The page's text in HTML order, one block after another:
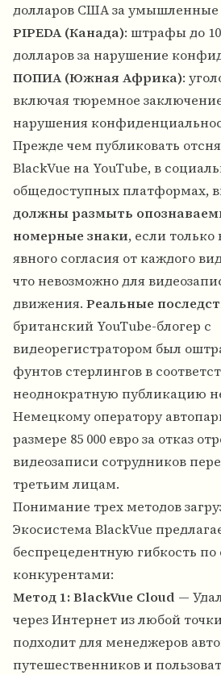
долларов США за
PIPEDA (Канада): штрафы до
долларов за нарушение
ПОПИА (Южная Африка):
включая тюремное
нарушения
Прежде чем публиковать
BlackVue на YouTube, в
общедоступных платформах,
должны размыть
номерные знаки, если
явного согласия от каждого
что невозможно для
движения. Реальные
британский YouTube-блогер с
видеорегистратором был
фунтов стерлингов в
неоднократную публикацию
Немецкому оператору
размере 85 000 евро за отказ
видеозаписи сотрудников
третьим лицам.
Понимание трех методов
Экосистема BlackVue
беспрецедентную гибкость
конкурентами:
Метод 1: BlackVue Cloud —
через Интернет из любой
подходит для менеджеров
путешественников и